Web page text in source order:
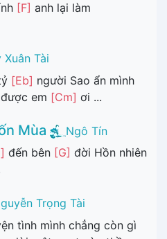
[F] anh lại làm
Xuân Tài
[Eb] người Sao ẩn mình
em [Cm] ơi ...
Mùa
Ngô Tín
đến bên [G] đời Hồn nhiên
Trọng Tài
tình mình chẳng còn gì